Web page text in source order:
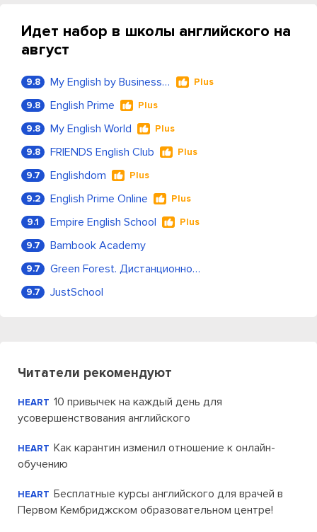
Идет набор в школы английского на
август
9.8 My English by Business Language Plus
9.8 English Prime Plus
9.8 My English World Plus
9.8 FRIENDS English Club Plus
9.7 Englishdom Plus
9.2 English Prime Online Plus
9.1 Empire English School Plus
9.7 Bambook Academy
9.7 Green Forest. Дистанционное обучение
9.7 JustSchool
Читатели рекомендуют
HEART 10 привычек на каждый день для
усовершенствования английского
HEART Как карантин изменил отношение к онлайн-
обучению
HEART Бесплатные курсы английского для врачей в
Первом Кембриджском образовательном центре!